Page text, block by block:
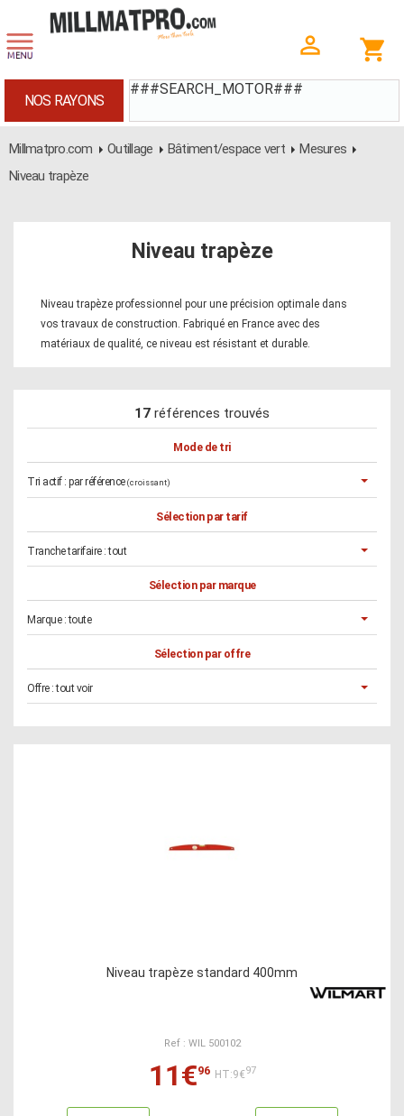
###SEARCH_MOTOR###
NOS RAYONS
Millmatpro.com Outillage Bâtiment/espace vert
Mesures
Niveau trapèze
Niveau trapèze
Niveau trapèze professionnel pour une précision optimale dans
vos travaux de construction. Fabriqué en France avec des
matériaux de qualité, ce niveau est résistant et durable.
17 références trouvés
Mode de tri
Tri actif : par référence (croissant)
Sélection par tarif
Tranche tarifaire :tout
Sélection par marque
Marque :toute
Sélection par offre
Offre :tout voir
Niveau trapèze standard 400mm
Ref : WIL 500102
11€96 HT:9€97